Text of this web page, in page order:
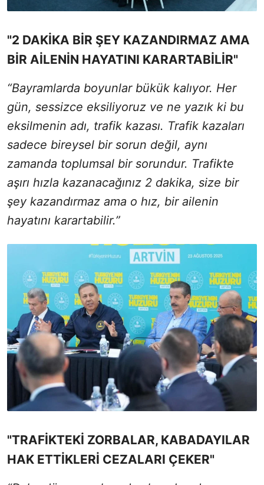
"2 DAKİKA BİR ŞEY KAZANDIRMAZ AMA
BİR AİLENİN HAYATINI KARARTABİLİR"
“Bayramlarda boyunlar bükük kalıyor. Her
gün, sessizce eksiliyoruz ve ne yazık ki bu
eksilmenin adı, trafik kazası. Trafik kazaları
sadece bireysel bir sorun değil, aynı
zamanda toplumsal bir sorundur. Trafikte
aşırı hızla kazanacağınız 2 dakika, size bir
şey kazandırmaz ama o hız, bir ailenin
hayatını karartabilir.”
"TRAFİKTEKİ ZORBALAR, KABADAYILAR
HAK ETTİKLERİ CEZALARI ÇEKER"